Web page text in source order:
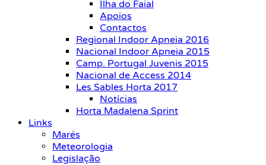
Ilha do Faial
Apoios
Contactos
Regional Indoor Apneia 2016
Nacional Indoor Apneia 2015
Camp. Portugal Juvenis 2015
Nacional de Access 2014
Les Sables Horta 2017
Notícias
Horta Madalena Sprint
Links
Marés
Meteorologia
Legislação